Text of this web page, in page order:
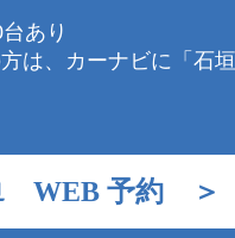
あり
は、カーナビに「石
WEB 予約 ＞